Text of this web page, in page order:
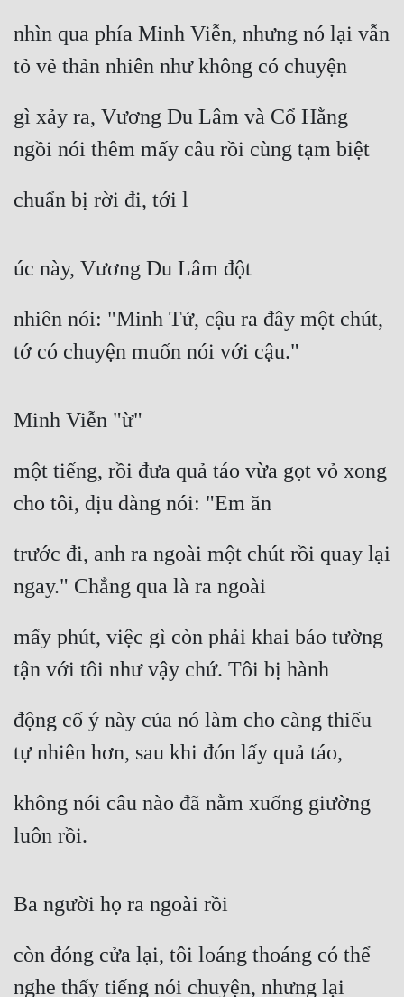
Tiểu Thuyết
Trinh Thám
Tu Chân
Tội Phạm
Vô Địch
Võ Hiệp
Xuyên Không
Xuyên Nhanh
Xuyên Sách
Đông Phương
Đông Phương Huyền Huyễn
Đồng Nhân
Xây Dựng Thế Lực
nhìn qua phía Minh Viễn, nhưng nó lại vẫn
tỏ vẻ thản nhiên như không có chuyện
gì xảy ra, Vương Du Lâm và Cổ Hằng
ngồi nói thêm mấy câu rồi cùng tạm biệt
chuẩn bị rời đi, tới l
úc này, Vương Du Lâm đột
nhiên nói: "Minh Tử, cậu ra đây một chút,
tớ có chuyện muốn nói với cậu."
Minh Viễn "ừ"
một tiếng, rồi đưa quả táo vừa gọt vỏ xong
cho tôi, dịu dàng nói: "Em ăn
trước đi, anh ra ngoài một chút rồi quay lại
ngay." Chẳng qua là ra ngoài
mấy phút, việc gì còn phải khai báo tường
tận với tôi như vậy chứ. Tôi bị hành
động cố ý này của nó làm cho càng thiếu
tự nhiên hơn, sau khi đón lấy quả táo,
không nói câu nào đã nằm xuống giường
luôn rồi.
Ba người họ ra ngoài rồi
còn đóng cửa lại, tôi loáng thoáng có thể
nghe thấy tiếng nói chuyện, nhưng lại